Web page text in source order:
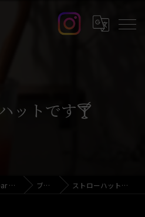
ットです🍸️
東京都神田のbarならcafe&bar equinox ブログ ストローハットです🍸️